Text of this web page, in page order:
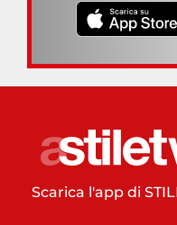
Scarica l'app di